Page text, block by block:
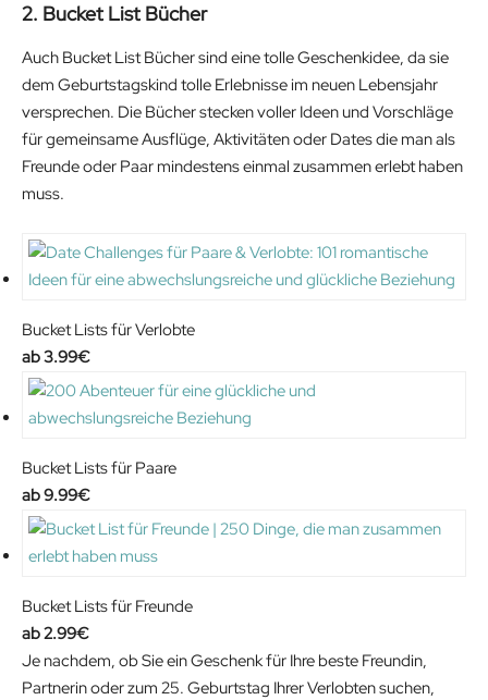
2. Bucket List Bücher
Auch Bucket List Bücher sind eine tolle Geschenkidee, da sie
dem Geburtstagskind tolle Erlebnisse im neuen Lebensjahr
versprechen. Die Bücher stecken voller Ideen und Vorschläge
für gemeinsame Ausflüge, Aktivitäten oder Dates die man als
Freunde oder Paar mindestens einmal zusammen erlebt haben
muss.
Bucket Lists für Verlobte
3.99€
Bucket Lists für Paare
9.99€
Bucket Lists für Freunde
2.99€
Je nachdem, ob Sie ein Geschenk für Ihre beste Freundin,
Partnerin oder zum 25. Geburtstag Ihrer Verlobten suchen,